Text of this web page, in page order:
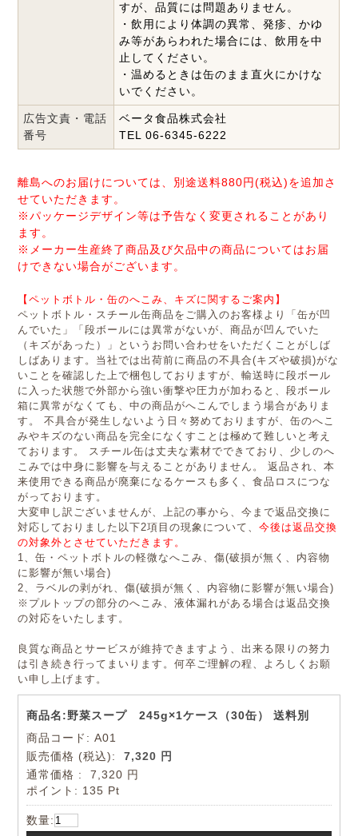
すが、品質には問題ありません。
・飲用により体調の異常、発疹、かゆ
み等があらわれた場合には、飲用を中
止してください。
・温めるときは缶のまま直火にかけな
いでください。
広告文責・電話
番号
ベータ食品株式会社
TEL 06-6345-6222
離島へのお届けについては、別途送料880円(税込)を追加さ
せていただきます。
※パッケージデザイン等は予告なく変更されることがあり
ます。
※メーカー生産終了商品及び欠品中の商品についてはお届
けできない場合がございます。
【ペットボトル・缶のへこみ、キズに関するご案内】
ペットボトル・スチール缶商品をご購入のお客様より「缶が凹
んでいた」「段ボールには異常がないが、商品が凹んでいた
（キズがあった）」というお問い合わせをいただくことがしば
しばあります。当社では出荷前に商品の不具合(キズや破損)がな
いことを確認した上で梱包しておりますが、輸送時に段ボール
に入った状態で外部から強い衝撃や圧力が加わると、段ボール
箱に異常がなくても、中の商品がへこんでしまう場合がありま
す。 不具合が発生しないよう日々努めておりますが、缶のへこ
みやキズのない商品を完全になくすことは極めて難しいと考え
ております。 スチール缶は丈夫な素材でできており、少しのへ
こみでは中身に影響を与えることがありません。 返品され、本
来使用できる商品が廃棄になるケースも多く、食品ロスにつな
がっております。
大変申し訳ございませんが、上記の事から、今まで返品交換に
対応しておりました以下2項目の現象について、今後は返品交換
の対象外とさせていただきます。
1、缶・ペットボトルの軽微なへこみ、傷(破損が無く、内容物
に影響が無い場合)
2、ラベルの剥がれ、傷(破損が無く、内容物に影響が無い場合)
※プルトップの部分のへこみ、液体漏れがある場合は返品交換
の対応をいたします。
良質な商品とサービスが維持できますよう、出来る限りの努力
は引き続き行ってまいります。何卒ご理解の程、よろしくお願
い申し上げます。
商品名:野菜スープ 245g×1ケース（30缶） 送料別
商品コード: A01
販売価格 (税込):
7,320 円
通常価格 :
7,320 円
ポイント: 135 Pt
数量: